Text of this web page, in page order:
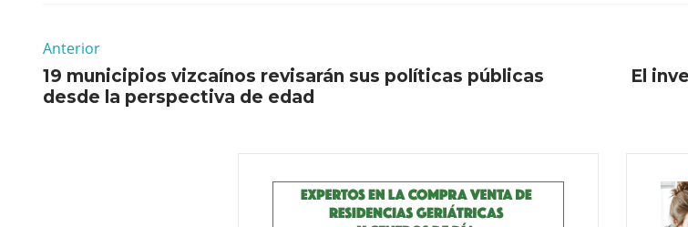
Anterior
19 municipios vizcaínos revisarán sus políticas públicas
desde la perspectiva de edad
El